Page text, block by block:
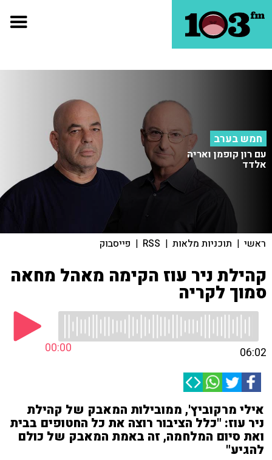
חמש בערב
עם רון קופמן ואריה
אלדד
ראשי | תוכניות מלאות |
RSS
| פייסבוק
קהילת ניר עוז הקימה מאהל מחאה
סמוך לקריה
00:00 06:02
אילי מרקוביץ', ממובילות המאבק של קהילת
ניר עוז: "כלל הציבור רוצה את כל החטופים בבית
ואת סיום המלחמה, זה באמת המאבק של כולם
להגיע"